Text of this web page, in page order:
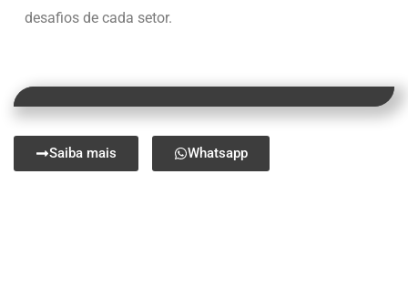
desafios de cada setor.
Saiba mais Whatsapp